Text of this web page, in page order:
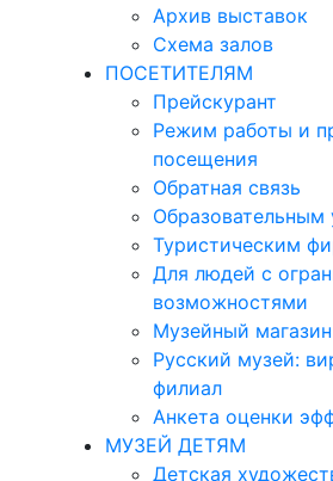
Архив выставок
Схема залов
ПОСЕТИТЕЛЯМ
Прейскурант
Режим работы и
посещения
Обратная связь
Туристическим
Для людей с
возможностями
Музейный магазин
Русский музей:
филиал
Анкета оценки
МУЗЕЙ ДЕТЯМ
Детская